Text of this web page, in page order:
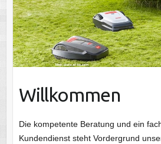
Willkommen
Die kompetente Beratung und ein
Kundendienst steht Vordergrund